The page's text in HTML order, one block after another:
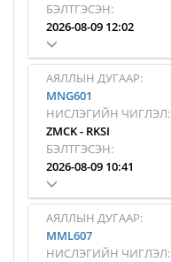
БЭЛТГЭСЭН:
2026-08-09 12:02
АЯЛЛЫН ДУГААР:
MNG601
НИСЛЭГИЙН ЧИГЛЭЛ:
ZMCK- RKSI
БЭЛТГЭСЭН:
2026-08-09 10:41
АЯЛЛЫН ДУГААР:
MML607
НИСЛЭГИЙН ЧИГЛЭЛ: